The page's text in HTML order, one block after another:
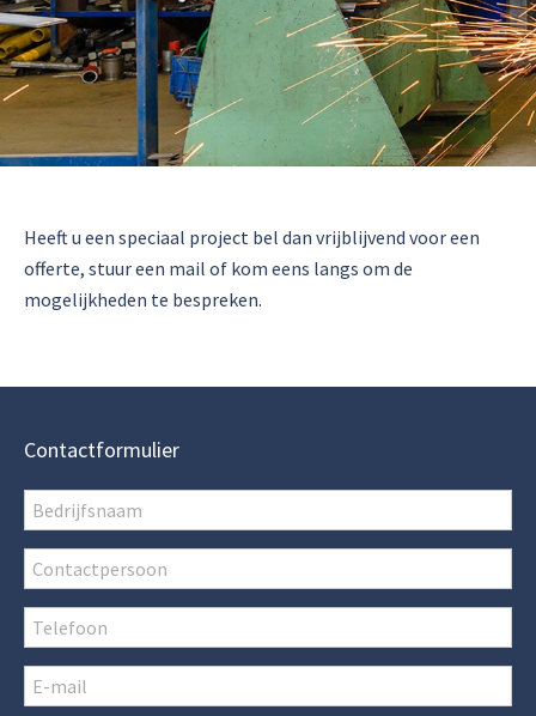
Heeft u een speciaal project bel dan vrijblijvend voor een
offerte, stuur een mail of kom eens langs om de
mogelijkheden te bespreken.
Contactformulier